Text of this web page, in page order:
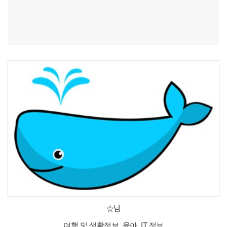
☆님
여행 및 생활정보, 육아, IT 정보